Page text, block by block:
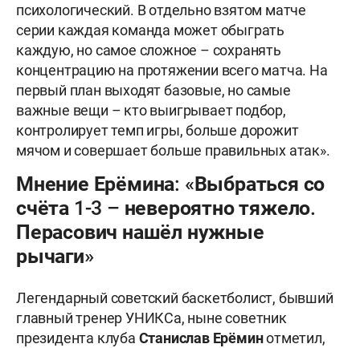
психологический. В отдельно взятом матче
серии каждая команда может обыграть
каждую, но самое сложное – сохранять
концентрацию на протяжении всего матча. На
первый план выходят базовые, но самые
важные вещи – кто выигрывает подбор,
контролирует темп игры, больше дорожит
мячом и совершает больше правильных атак».
Мнение Ерёмина: «Выбраться со
счёта 1-3 – невероятно тяжело.
Перасович нашёл нужные
рычаги»
Легендарный советский баскетболист, бывший
главный тренер УНИКСа, ныне советник
президента клуба Станислав Ерёминотметил,